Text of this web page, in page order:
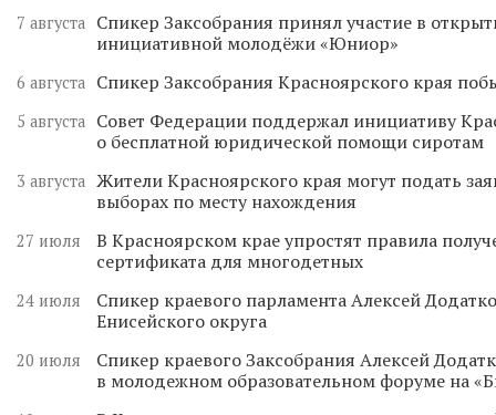
7 августа
Спикер Заксобрания принял участие в
инициативной молодёжи «Юниор»
6 августа Спикер Заксобрания Красноярского края
5 августа
Совет Федерации поддержал инициативу
о бесплатной юридической помощи сиротам
3 августа Жители Красноярского края могут подать
выборах по месту нахождения
27 июля
В Красноярском крае упростят правила
сертификата для многодетных
24 июля
Спикер краевого парламента Алексей
Енисейского округа
20 июля
Спикер краевого Заксобрания Алексей
в молодежном образовательном форуме на